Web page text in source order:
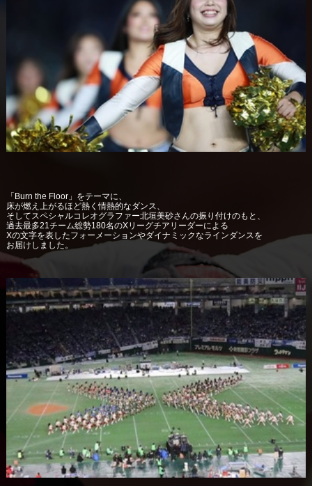
「Burn the Floor」をテーマに、
床が燃え上がるほど熱く情熱的なダンス、
そしてスペシャルコレオグラファー北垣美砂さんの振り付けのもと、
過去最多21チーム総勢180名のXリーグチアリーダーによる
Xの文字を表したフォーメーションやダイナミックなラインダンスを
お届けしました。